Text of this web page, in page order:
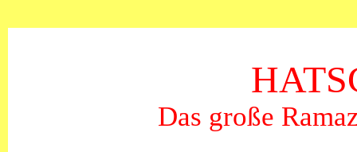
Das große